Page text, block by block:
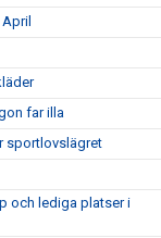
far illa
sportlovslägret
och lediga platser i